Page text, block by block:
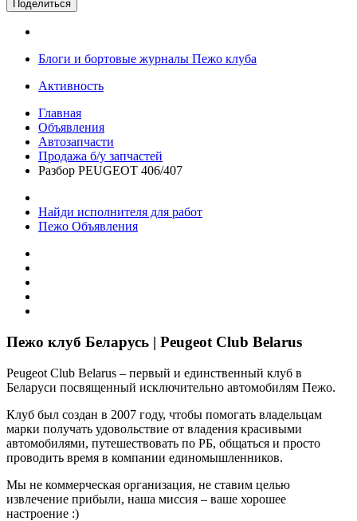
Поделиться
Блоги и бортовые журналы Пежо клуба
Активность
Главная
Объявления
Автозапчасти
Продажа б/у запчастей
Разбор PEUGEOT 406/407
Найди исполнителя для работ
Пежо Объявления
Пежо клуб Беларусь | Peugeot Club Belarus
Peugeot Club Belarus – первый и единственный клуб в
Беларуси посвященный исключительно автомобилям Пежо.
Клуб был создан в 2007 году, чтобы помогать владельцам
марки получать удовольствие от владения красивыми
автомобилями, путешествовать по РБ, общаться и просто
проводить время в компании единомышленников.
Мы не коммерческая организация, не ставим целью
извлечение прибыли, наша миссия – ваше хорошее
настроение :)